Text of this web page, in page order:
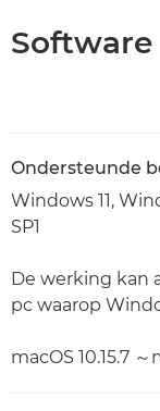
Software
Ondersteunde
Windows 11,
SP1
De werking kan
pc waarop
macOS 10.15.7 ～